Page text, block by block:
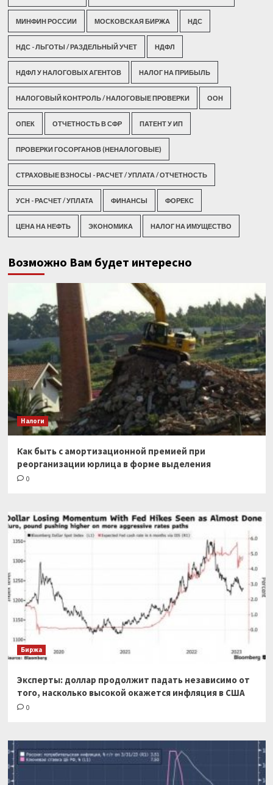
МИНФИН РОССИИ МОСКОВСКАЯ БИРЖА НДС
НДС - ЛЬГОТЫ / РАЗДЕЛЬНЫЙ УЧЕТ НДФЛ
НДФЛ У НАЛОГОВЫХ АГЕНТОВ НАЛОГ НА ПРИБЫЛЬ
НАЛОГОВЫЙ КОНТРОЛЬ / НАЛОГОВЫЕ ПРОВЕРКИ ООН
ОПЕК ОТЧЕТНОСТЬ В СФР ПАТЕНТ У ИП
ПРОВЕРКИ ГОСОРГАНОВ (НЕНАЛОГОВЫЕ)
СТРАХОВЫЕ ВЗНОСЫ - РАСЧЕТ / УПЛАТА / ОТЧЕТНОСТЬ
УСН - РАСЧЕТ / УПЛАТА ФИНАНСЫ ФОРЕКС
ЦЕНА НА НЕФТЬ ЭКОНОМИКА НАЛОГ НА ИМУЩЕСТВО
Возможно Вам будет интересно
Налоги
Как быть с амортизационной премией при
реорганизации юрлица в форме выделения
0
Биржа
Эксперты: доллар продолжит падать независимо от
того, насколько высокой окажется инфляция в США
0